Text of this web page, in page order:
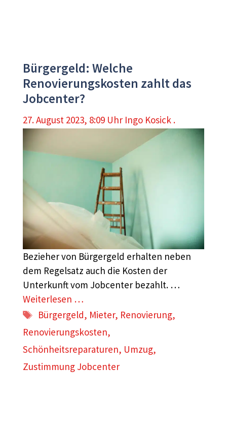
Bürgergeld: Welche
Renovierungskosten zahlt das
Jobcenter?
27. August 2023, 8:09 Uhr Ingo Kosick .
Bezieher von Bürgergeld erhalten neben
dem Regelsatz auch die Kosten der
Unterkunft vom Jobcenter bezahlt. …
Weiterlesen …
Schlagwörter
Bürgergeld, Mieter, Renovierung,
Renovierungskosten,
Schönheitsreparaturen, Umzug,
Zustimmung Jobcenter